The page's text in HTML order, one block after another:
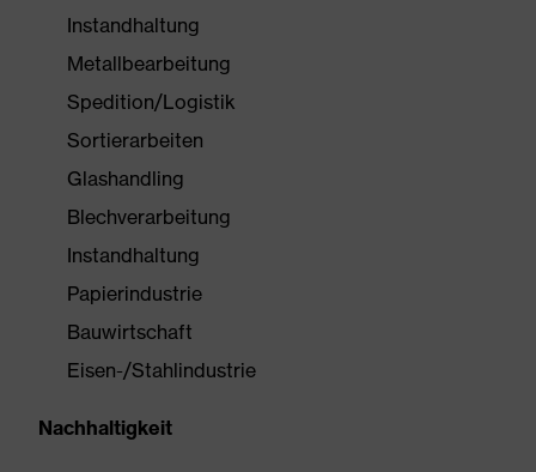
Instandhaltung
Metallbearbeitung
Spedition/Logistik
Sortierarbeiten
Glashandling
Blechverarbeitung
Instandhaltung
Papierindustrie
Bauwirtschaft
Eisen-/Stahlindustrie
Nachhaltigkeit